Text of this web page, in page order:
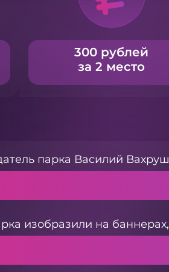
300 рублей
за 2 место
парка Василий
изобразили на